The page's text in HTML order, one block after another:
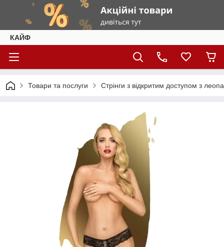
КАЙФ
Товари та послуги Стрінги з відкритим доступом з